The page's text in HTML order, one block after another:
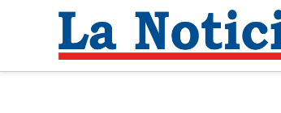
contenido